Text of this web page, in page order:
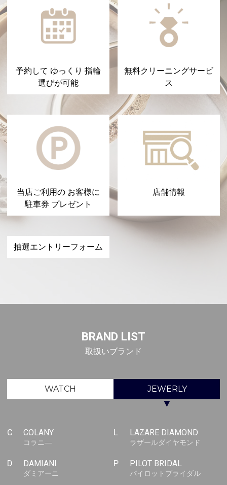
予約して ゆっくり 指輪
選びが可能
無料クリーニングサービ
ス
当店ご利用の お客様に
駐車券 プレゼント
店舗情報
抽選エントリーフォーム
BRAND LIST
取扱いブランド
WATCH JEWERLY
▼
C COLANY
コラニ―
D DAMIANI
ダミアーニ
L LAZARE DIAMOND
ラザールダイヤモンド
P PILOT BRIDAL
パイロットブライダル